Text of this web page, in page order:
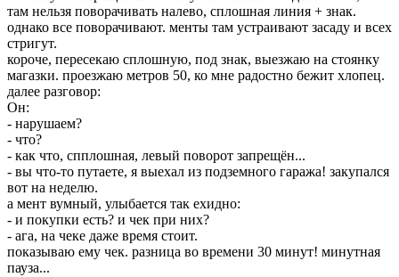
там нельзя поворачивать налево, сплошная линия + знак.
однако все поворачивают. менты там устраивают засаду и всех
стригут.
короче, пересекаю сплошную, под знак, выезжаю на стоянку
магазки. проезжаю метров 50, ко мне радостно бежит хлопец.
далее разговор:
Он:
- нарушаем?
- что?
- как что, спплошная, левый поворот запрещён...
- вы что-то путаете, я выехал из подземного гаража! закупался
вот на неделю.
а мент вумный, улыбается так ехидно:
- и покупки есть? и чек при них?
- ага, на чеке даже время стоит.
показываю ему чек. разница во времени 30 минут! минутная
пауза...